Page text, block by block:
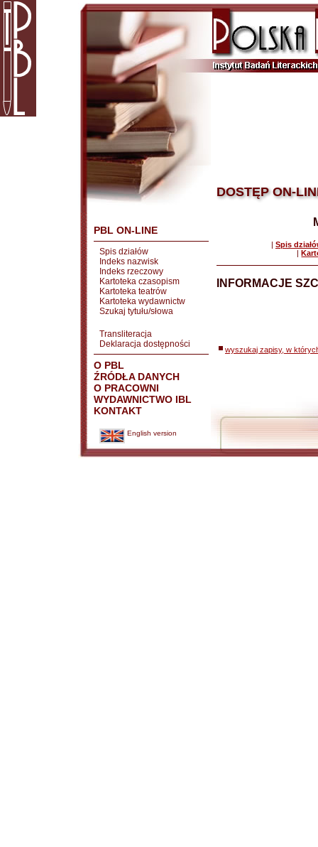
PBL ON-LINE
Spis działów
Indeks nazwisk
Indeks rzeczowy
Kartoteka czasopism
Kartoteka teatrów
Kartoteka wydawnictw
Szukaj tytułu/słowa
Transliteracja
Deklaracja dostępności
O PBL
ŹRÓDŁA DANYCH
O PRACOWNI
WYDAWNICTWO IBL
KONTAKT
English version
DOSTĘP ON-
| Spis
|
INFORMACJE
wyszukaj zapisy, w